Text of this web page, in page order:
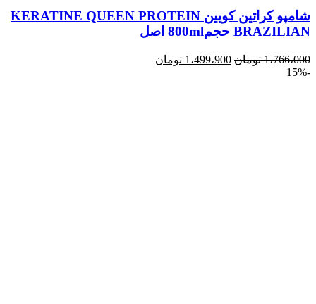
شامپو کراتین کویین KERATINE QUEEN PROTEIN
BRAZILIAN حجم800ml اصل
1،766،000 تومان 1،499،900 تومان
-15%